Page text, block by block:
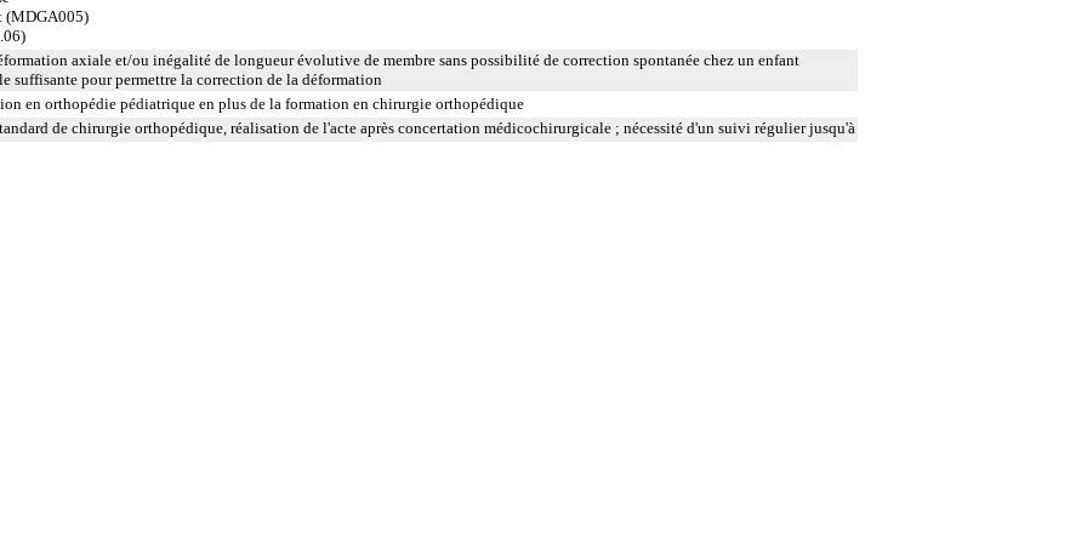
(MDGA005)
axiale et/ou inégalité de longueur évolutive de membre sans possibilité de correction spontanée chez un enfant
suffisante pour permettre la correction de la déformation
en orthopédie pédiatrique en plus de la formation en chirurgie orthopédique
de chirurgie orthopédique, réalisation de l'acte après concertation médicochirurgicale ; nécessité d'un suivi régulier jusqu'à
de matériel avec pose simultanée d'un matériel de type identique ou analogue sur le même site.
ablation de matériel avec pose simultanée d'un matériel de type différent sur le même site.